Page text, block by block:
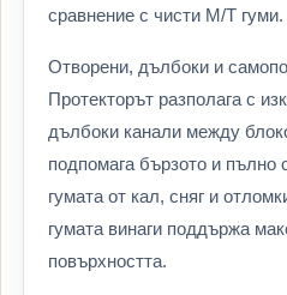
сравнение с чисти M/T гуми.
Отворени, дълбоки и
Протекторът разполага с
дълбоки канали между
подпомага бързото и пълно
гумата от кал, сняг и
гумата винаги поддържа
повърхността.